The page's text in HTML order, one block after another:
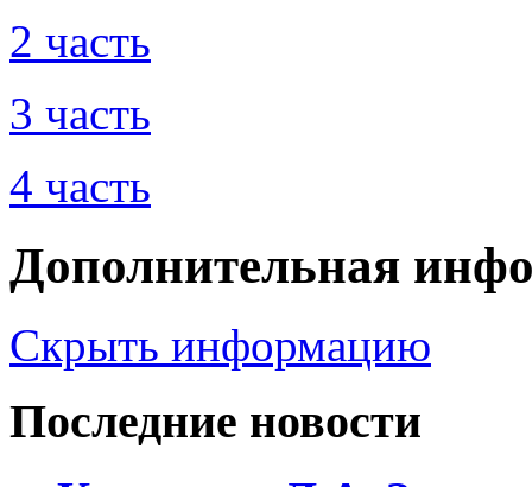
2 часть
3 часть
4 часть
Дополнительная
Скрыть информацию
Последние новости